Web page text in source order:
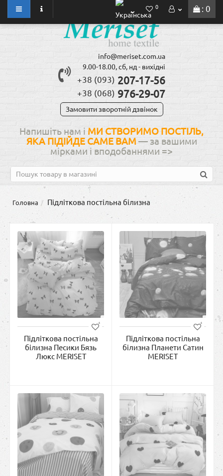
: 0
0
info@meriset.com.ua
9.00-18.00, сб, нд - вихідні
+38 (093) 207-17-56
+38 (068) 976-29-07
Замовити зворотній дзвінок
Напишіть нам і МИ СТВОРИМО ПОСТІЛЬ,
ЯКА ПІДІЙДЕ САМЕ ВАМ — за вашими
мірками і вподобаннями =>
Головна Підліткова постільна білизна
Підліткова постільна
білизна Песики Бязь
Люкс MERISET
Підліткова постільна
білизна Планети Сатин
MERISET